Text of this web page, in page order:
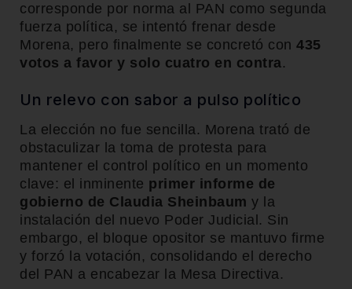
corresponde por norma al PAN como segunda
fuerza política, se intentó frenar desde
Morena, pero finalmente se concretó con 435
votos a favor y solo cuatro en contra.
Un relevo con sabor a pulso político
La elección no fue sencilla. Morena trató de
obstaculizar la toma de protesta para
mantener el control político en un momento
clave: el inminente primer informe de
gobierno de Claudia Sheinbaum y la
instalación del nuevo Poder Judicial. Sin
embargo, el bloque opositor se mantuvo firme
y forzó la votación, consolidando el derecho
del PAN a encabezar la Mesa Directiva.